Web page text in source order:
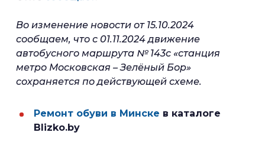
Во изменение новости от 15.10.2024
сообщаем, что с 01.11.2024 движение
автобусного маршрута № 143с «станция
метро Московская – Зелёный Бор»
сохраняется по действующей схеме.
Ремонт обуви в Минске в каталоге
Blizko.by